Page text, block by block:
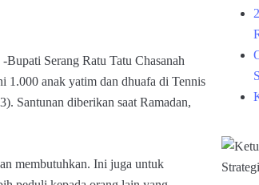
Serang Ratu Tatu Chasanah
1.000 anak yatim dan dhuafa di Tennis
Santunan diberikan saat Ramadan,
membutuhkan. Ini juga untuk